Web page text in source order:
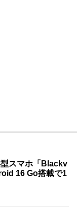
スマホ「Blackv
16 Go搭載で1